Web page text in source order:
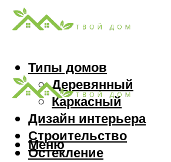
Типы домов
Деревянный
Каркасный
Дизайн интерьера
Строительство
Остекление
Меню